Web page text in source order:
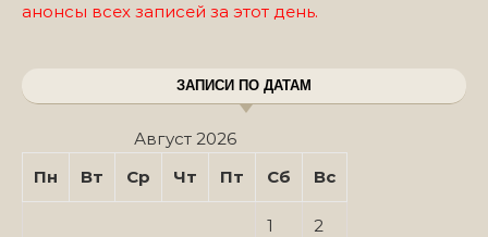
анонсы всех записей за этот день.
ЗАПИСИ ПО ДАТАМ
Август 2026
Пн
Вт Ср Чт Пт Сб Вс
1 2